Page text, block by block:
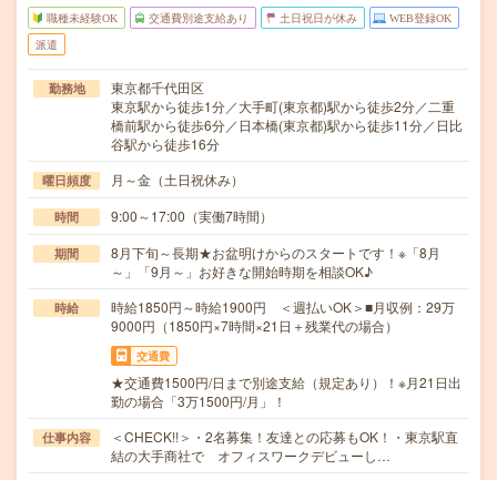
職種未経験OK 交通費別途支給あり 土日祝日が休み WEB登録OK
派遣
勤務地
東京都千代田区
東京駅から徒歩1分／大手町(東京都)駅から徒歩2分／二重
橋前駅から徒歩6分／日本橋(東京都)駅から徒歩11分／日比
谷駅から徒歩16分
曜日頻度 月～金（土日祝休み）
時間 9:00～17:00（実働7時間）
期間
8月下旬～長期★お盆明けからのスタートです！※「8月
～」「9月～」お好きな開始時期を相談OK♪
時給
時給1850円～時給1900円 ＜週払いOK＞■月収例：29万
9000円（1850円×7時間×21日＋残業代の場合）
交通費
★交通費1500円/日まで別途支給（規定あり）！※月21日出
勤の場合「3万1500円/月」！
仕事内容
＜CHECK!!＞・2名募集！友達との応募もOK！・東京駅直
結の大手商社で オフィスワークデビューし…